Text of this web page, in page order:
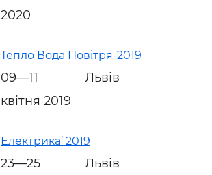
2020
Тепло Вода Повітря-2019
09—11
квітня 2019
Львів
Електрика’ 2019
23—25
Львів